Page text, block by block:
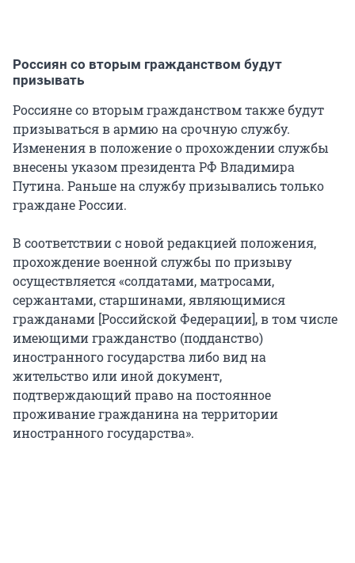
Россиян со вторым гражданством будут
призывать
Россияне со вторым гражданством также будут
призываться в армию на срочную службу.
Изменения в положение о прохождении службы
внесены указом президента РФ Владимира
Путина. Раньше на службу призывались только
граждане России.
В соответствии с новой редакцией положения,
прохождение военной службы по призыву
осуществляется «солдатами, матросами,
сержантами, старшинами, являющимися
гражданами [Российской Федерации], в том числе
имеющими гражданство (подданство)
иностранного государства либо вид на
жительство или иной документ,
подтверждающий право на постоянное
проживание гражданина на территории
иностранного государства».